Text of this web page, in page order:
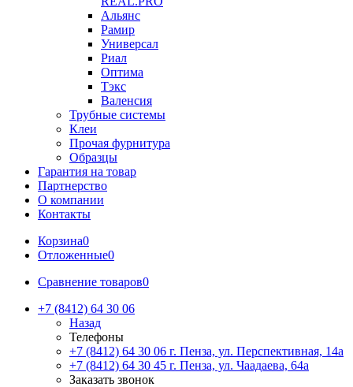
Альянс
Рамир
Универсал
Риал
Оптима
Тэкс
Валенсия
Трубные системы
Клеи
Прочая фурнитура
Образцы
Гарантия на товар
Партнерство
О компании
Контакты
Корзина0
Отложенные0
Сравнение товаров0
+7 (8412) 64 30 06
Назад
Телефоны
+7 (8412) 64 30 06 г. Пенза, ул. Перспективная, 14а
+7 (8412) 64 30 45 г. Пенза, ул. Чаадаева, 64а
Заказать звонок